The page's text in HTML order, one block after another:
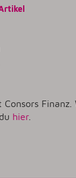
Finanz.
hier.